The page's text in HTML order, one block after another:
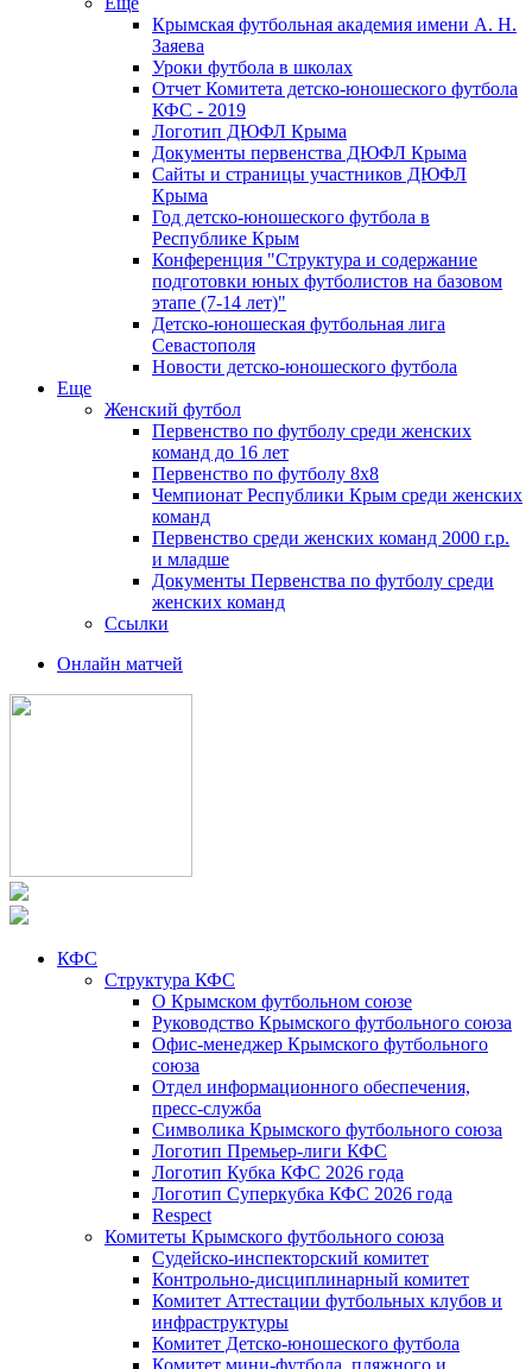
Крымская футбольная академия имени А. Н.
Заяева
Уроки футбола в школах
Отчет Комитета детско-юношеского футбола
КФС - 2019
Логотип ДЮФЛ Крыма
Документы первенства ДЮФЛ Крыма
Сайты и страницы участников ДЮФЛ
Крыма
Год детско-юношеского футбола в
Республике Крым
Конференция "Структура и содержание
подготовки юных футболистов на базовом
этапе (7-14 лет)"
Детско-юношеская футбольная лига
Севастополя
Новости детско-юношеского футбола
Еще
Женский футбол
Первенство по футболу среди женских
команд до 16 лет
Первенство по футболу 8х8
Чемпионат Республики Крым среди женских
команд
Первенство среди женских команд 2000 г.р.
и младше
Документы Первенства по футболу среди
женских команд
Ссылки
Онлайн матчей
КФС
Структура КФС
О Крымском футбольном союзе
Руководство Крымского футбольного союза
Офис-менеджер Крымского футбольного
союза
Отдел информационного обеспечения,
пресс-служба
Символика Крымского футбольного союза
Логотип Премьер-лиги КФС
Логотип Кубка КФС 2026 года
Логотип Суперкубка КФС 2026 года
Respect
Комитеты Крымского футбольного союза
Судейско-инспекторский комитет
Контрольно-дисциплинарный комитет
Комитет Аттестации футбольных клубов и
инфраструктуры
Комитет Детско-юношеского футбола
Комитет мини-футбола, пляжного и